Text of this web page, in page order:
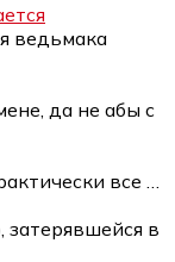
ведьмака
да не абы с
все
затерявшейся в